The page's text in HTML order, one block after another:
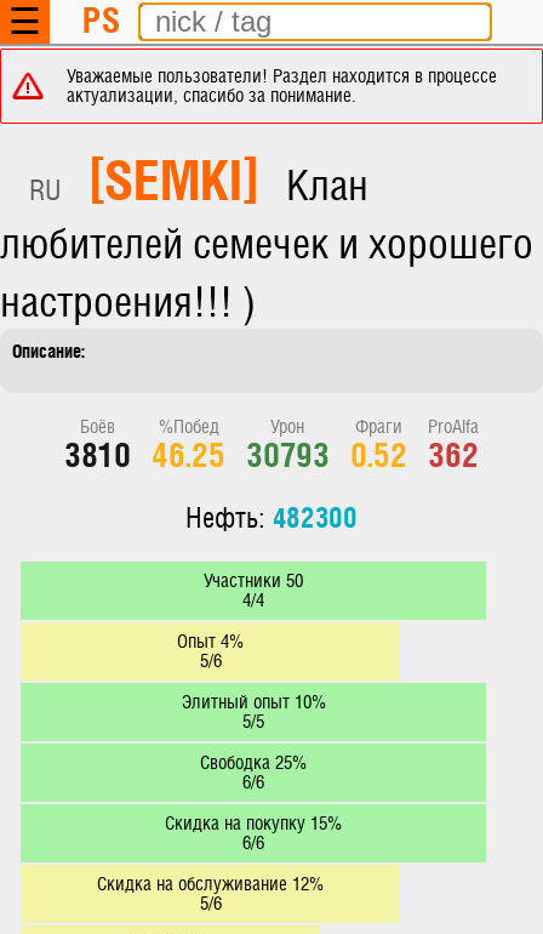
☰ PS
Уважаемые пользователи! Раздел находится в процессе
актуализации, спасибо за понимание.
RU [SEMKI]
Клан
любителей семечек и хорошего
настроения!!! )
Боёв
3810
%Побед
46.25
Урон
30793
Фраги
0.52
ProAlfa
362
Нефть: 482300
Участники 50
4/4
Опыт 4%
5/6
Элитный опыт 10%
5/5
Свободка 25%
6/6
Скидка на покупку 15%
6/6
Скидка на обслуживание 12%
5/6